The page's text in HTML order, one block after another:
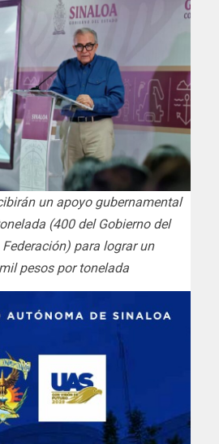
un apoyo gubernamental
(400 del Gobierno del
para lograr un
pesos por tonelada